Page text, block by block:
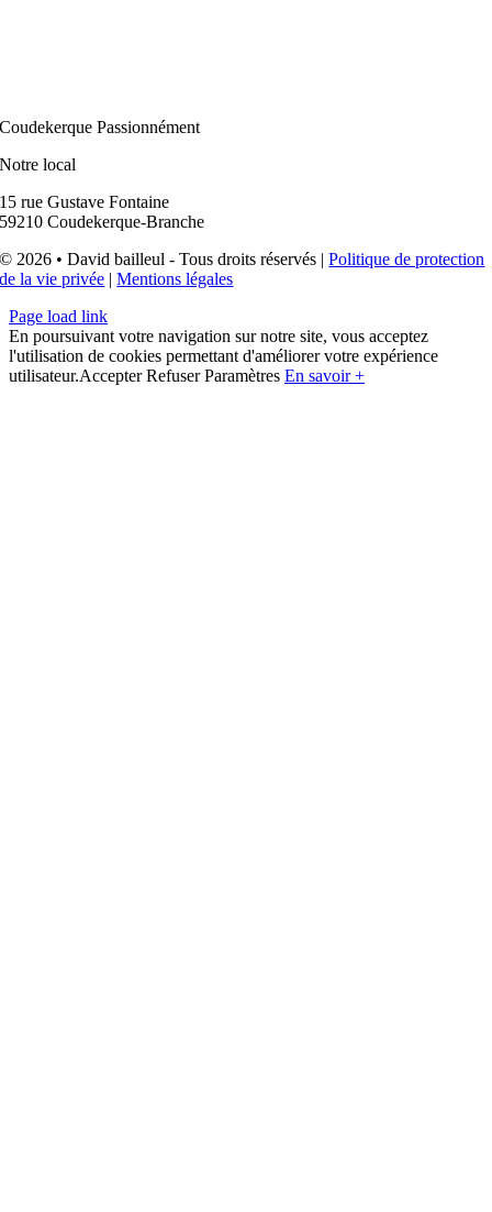
Coudekerque Passionnément
Notre local
15 rue Gustave Fontaine
59210 Coudekerque-Branche
© 2026 • David bailleul - Tous droits réservés |Politique de protection
de la vie privée |Mentions légales
Page load link
En poursuivant votre navigation sur notre site, vous acceptez
l'utilisation de cookies permettant d'améliorer votre expérience
utilisateur.Accepter Refuser Paramètres En savoir +